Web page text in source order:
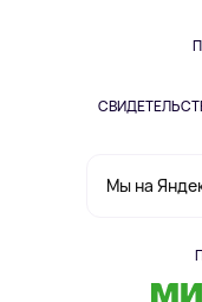
Мы на
Одежда и аксессуары